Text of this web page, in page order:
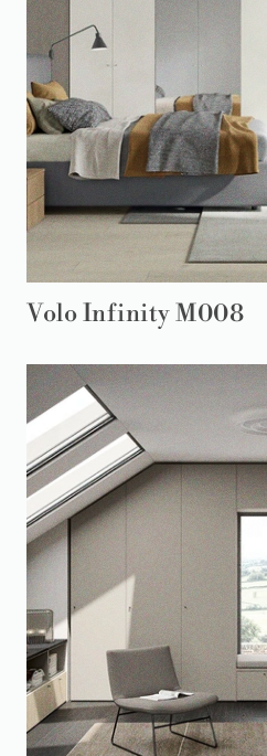
Volo Infinity M008